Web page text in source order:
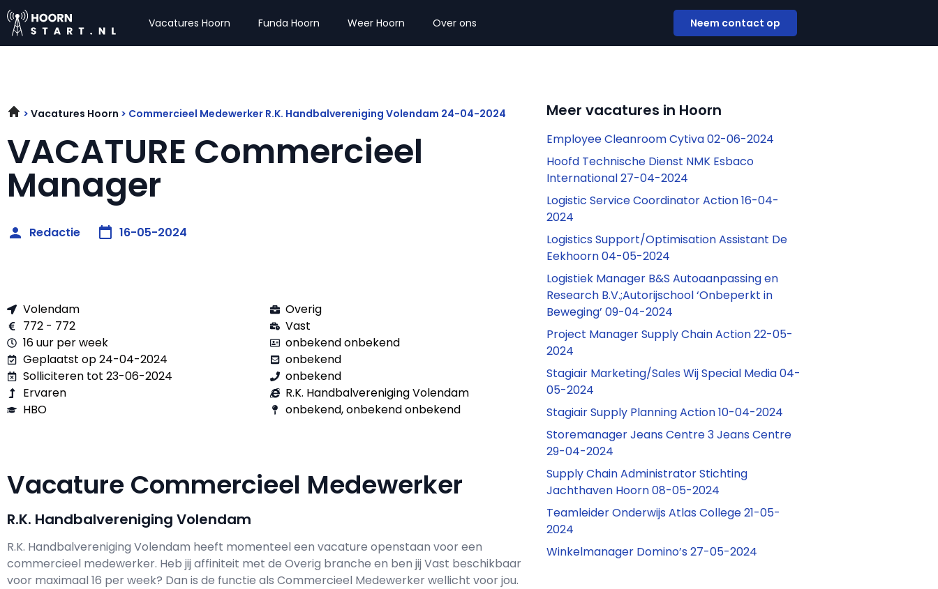
Vacatures Hoorn Funda Hoorn Weer Hoorn Over ons Neem contact op
Vacatures Hoorn Commercieel Medewerker R.K. Handbalvereniging Volendam 24-04-2024
VACATURE Commercieel
Manager
Redactie 16-05-2024
Volendam
772 - 772
16 uur per week
Geplaatst op 24-04-2024
Solliciteren tot 23-06-2024
Ervaren
HBO
Overig
Vast
onbekend onbekend
onbekend
onbekend
R.K. Handbalvereniging Volendam
onbekend, onbekend onbekend
Vacature Commercieel Medewerker
R.K. Handbalvereniging Volendam
R.K. Handbalvereniging Volendam heeft momenteel een vacature openstaan voor een
commercieel medewerker. Heb jij affiniteit met de Overig branche en ben jij Vast beschikbaar
voor maximaal 16 per week? Dan is de functie als Commercieel Medewerker wellicht voor jou.
Meer vacatures in Hoorn
Employee Cleanroom Cytiva 02-06-2024
Hoofd Technische Dienst NMK Esbaco
International 27-04-2024
Logistic Service Coordinator Action 16-04-
2024
Logistics Support/Optimisation Assistant De
Eekhoorn 04-05-2024
Logistiek Manager B&S Autoaanpassing en
Research B.V.;Autorijschool ‘Onbeperkt in
Beweging’ 09-04-2024
Project Manager Supply Chain Action 22-05-
2024
Stagiair Marketing/Sales Wij Special Media 04-
05-2024
Stagiair Supply Planning Action 10-04-2024
Storemanager Jeans Centre 3 Jeans Centre
29-04-2024
Supply Chain Administrator Stichting
Jachthaven Hoorn 08-05-2024
Teamleider Onderwijs Atlas College 21-05-
2024
Winkelmanager Domino’s 27-05-2024